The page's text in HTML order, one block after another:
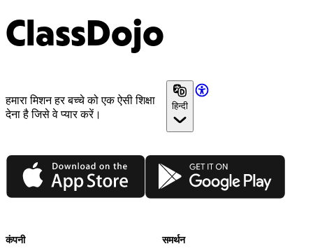
ClassDojo
हमारा मिशन हर बच्चे को एक ऐसी शिक्षा
देना है जिसे वे प्यार करें।
हिन्दी
App Store Google Play
कंपनी समर्थन